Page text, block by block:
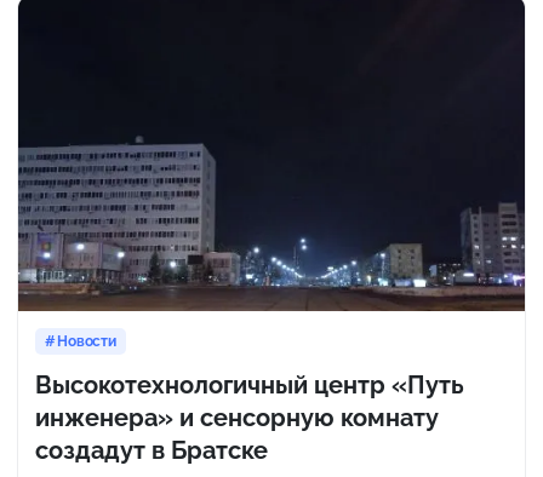
Новости
Высокотехнологичный центр «Путь
инженера» и сенсорную комнату
создадут в Братске